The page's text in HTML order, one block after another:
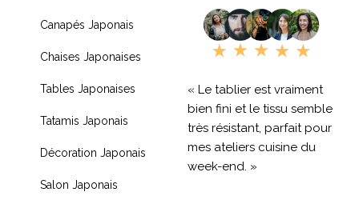
Canapés Japonais
Chaises Japonaises
Tables Japonaises
Tatamis Japonais
Décoration Japonais
Salon Japonais
« Le tablier est vraiment
bien fini et le tissu semble
très résistant, parfait pour
mes ateliers cuisine du
week-end. »